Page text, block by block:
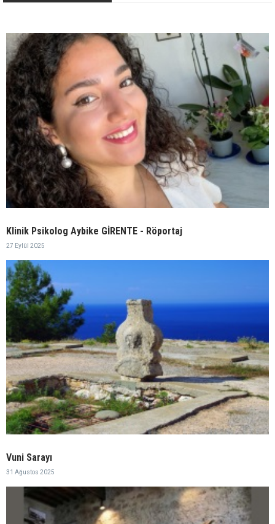
Klinik Psikolog Aybike GİRENTE - Röportaj
27 Eylül 2025
Vuni Sarayı
31 Ağustos 2025